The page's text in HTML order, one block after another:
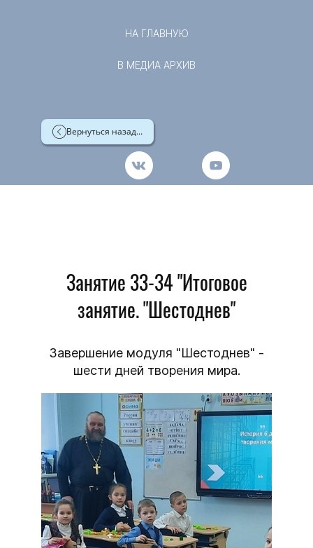
НА ГЛАВНУЮ
В МЕДИА АРХИВ
Вернуться назад...
Занятие 33-34 "Итоговое
занятие. "Шестоднев"
Завершение модуля "Шестоднев" -
шести дней творения мира.